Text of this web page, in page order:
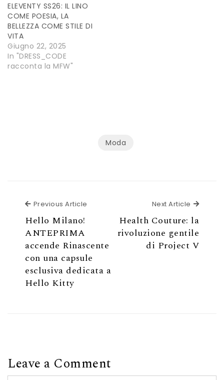
ELEVENTY SS26: IL LINO
COME POESIA, LA
BELLEZZA COME STILE DI
VITA
Giugno 22, 2025
In "DRESS_CODE
racconta la MFW"
Moda
Previous Article
Hello Milano!
ANTEPRIMA
accende Rinascente
con una capsule
esclusiva dedicata a
Hello Kitty
Next Article Next
Health Couture: la
rivoluzione gentile
di Project V
Leave a Comment